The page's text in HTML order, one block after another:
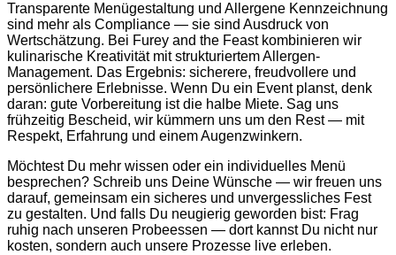
Transparente Menügestaltung und Allergene Kennzeichnung
sind mehr als Compliance — sie sind Ausdruck von
Wertschätzung. Bei Furey and the Feast kombinieren wir
kulinarische Kreativität mit strukturiertem Allergen-
Management. Das Ergebnis: sicherere, freudvollere und
persönlichere Erlebnisse. Wenn Du ein Event planst, denk
daran: gute Vorbereitung ist die halbe Miete. Sag uns
frühzeitig Bescheid, wir kümmern uns um den Rest — mit
Respekt, Erfahrung und einem Augenzwinkern.
Möchtest Du mehr wissen oder ein individuelles Menü
besprechen? Schreib uns Deine Wünsche — wir freuen uns
darauf, gemeinsam ein sicheres und unvergessliches Fest
zu gestalten. Und falls Du neugierig geworden bist: Frag
ruhig nach unseren Probeessen — dort kannst Du nicht nur
kosten, sondern auch unsere Prozesse live erleben.